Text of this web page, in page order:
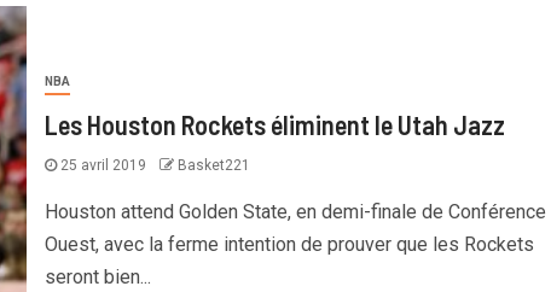
NBA
Les Houston Rockets éliminent le Utah Jazz
25 avril 2019 Basket221
Houston attend Golden State, en demi-finale de Conférence
Ouest, avec la ferme intention de prouver que les Rockets
seront bien...